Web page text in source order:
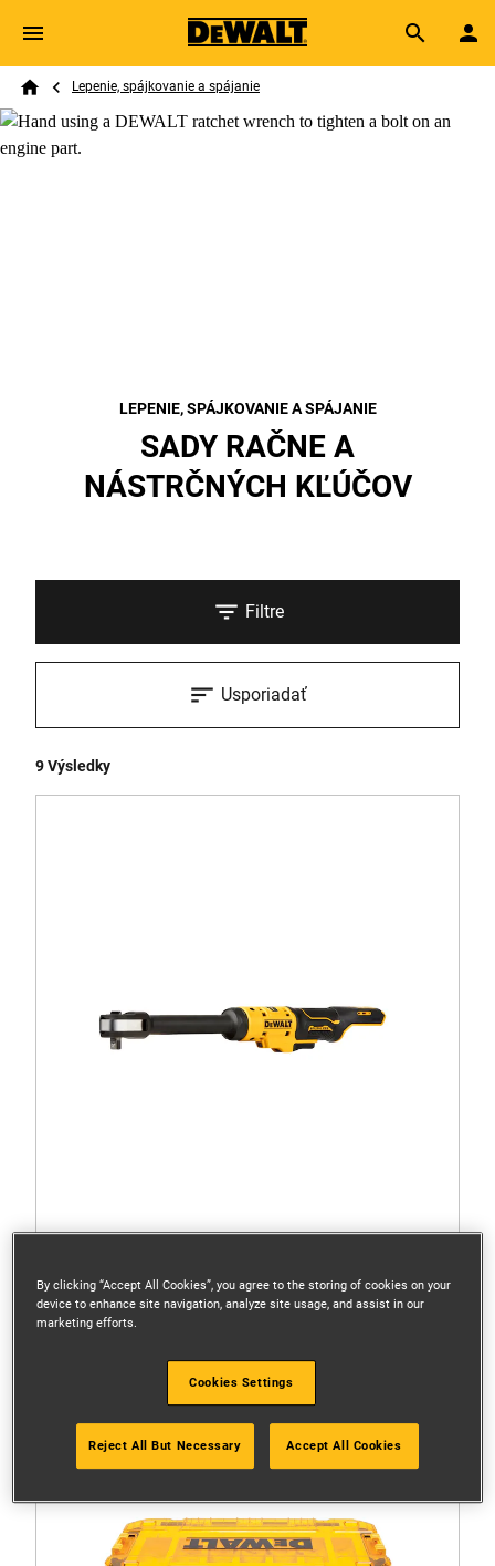
Skip to main content
Search
Breadcrumb
Lepenie, spájkovanie a spájanie
LEPENIE, SPÁJKOVANIE A SPÁJANIE
SADY RAČNE A
NÁSTRČNÝCH KĽÚČOV
Filtre
9 Výsledky
Usporiadať
DCF503EN-XJ
Bezuhlíková predĺžená račňa s otvorenou hlavou 12
V XR® 3/8" – len základný nástroj
By clicking “Accept All Cookies”, you agree to the storing of cookies on your
device to enhance site navigation, analyze site usage, and assist in our
marketing efforts.
Cookies Settings
Reject All But Necessary Accept All Cookies